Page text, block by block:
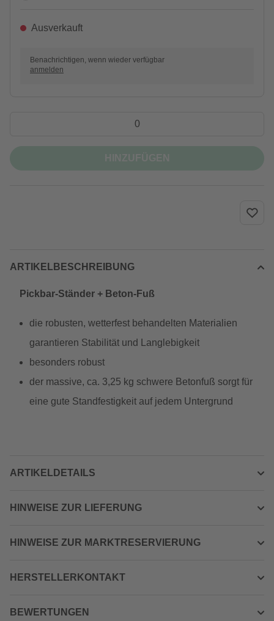
Ausverkauft
Benachrichtigen, wenn wieder verfügbar
anmelden
ARTIKELBESCHREIBUNG
Pickbar-Ständer + Beton-Fuß
die robusten, wetterfest behandelten Materialien
garantieren Stabilität und Langlebigkeit
besonders robust
der massive, ca. 3,25 kg schwere Betonfuß sorgt für
eine gute Standfestigkeit auf jedem Untergrund
ARTIKELDETAILS
HINWEISE ZUR LIEFERUNG
HINWEISE ZUR MARKTRESERVIERUNG
HERSTELLERKONTAKT
BEWERTUNGEN